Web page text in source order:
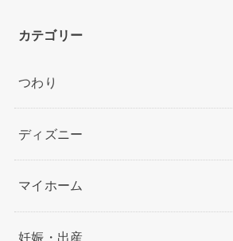
カテゴリー
つわり
ディズニー
マイホーム
妊娠・出産